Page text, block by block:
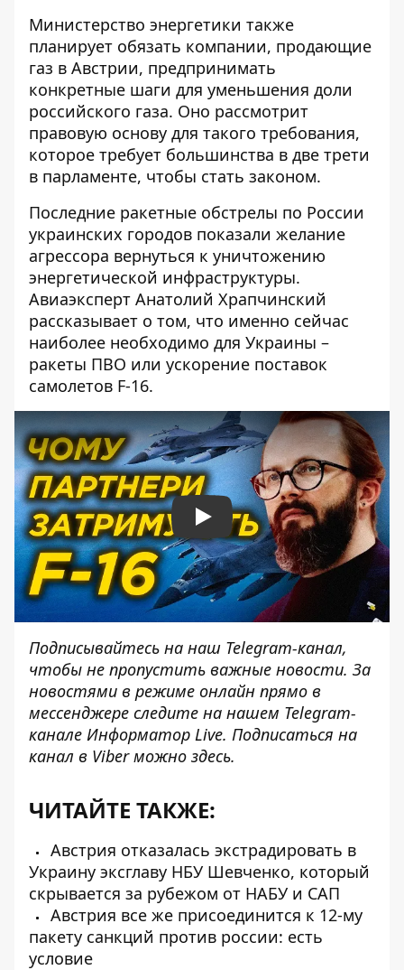
Министерство энергетики также
планирует обязать компании, продающие
газ в Австрии, предпринимать
конкретные шаги для уменьшения доли
российского газа. Оно рассмотрит
правовую основу для такого требования,
которое требует большинства в две трети
в парламенте, чтобы стать законом.
Последние ракетные обстрелы по России
украинских городов показали желание
агрессора вернуться к уничтожению
энергетической инфраструктуры.
Авиаэксперт Анатолий Храпчинский
рассказывает о том, что именно сейчас
наиболее необходимо для Украины –
ракеты ПВО или ускорение поставок
самолетов F-16.
Play
Подписывайтесь на наш Telegram-канал,
чтобы не пропустить важные новости. За
новостями в режиме онлайн прямо в
мессенджере следите на нашем Telegram-
канале Информатор Live. Подписаться на
канал в Viber можно здесь.
ЧИТАЙТЕ ТАКЖЕ:
Австрия отказалась экстрадировать в
Украину эксглаву НБУ Шевченко, который
скрывается за рубежом от НАБУ и САП
Австрия все же присоединится к 12-му
пакету санкций против россии: есть
условие